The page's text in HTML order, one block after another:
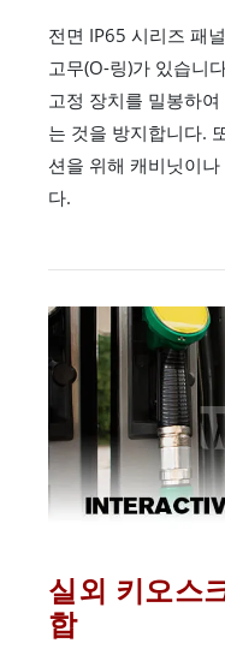
전면 IP65 시리즈 패
고무(O-링)가 있습니
고정 장치를 밀봉하
는 것을 방지합니다.
션을 위해 캐비닛이
다.
실외 키오스
합